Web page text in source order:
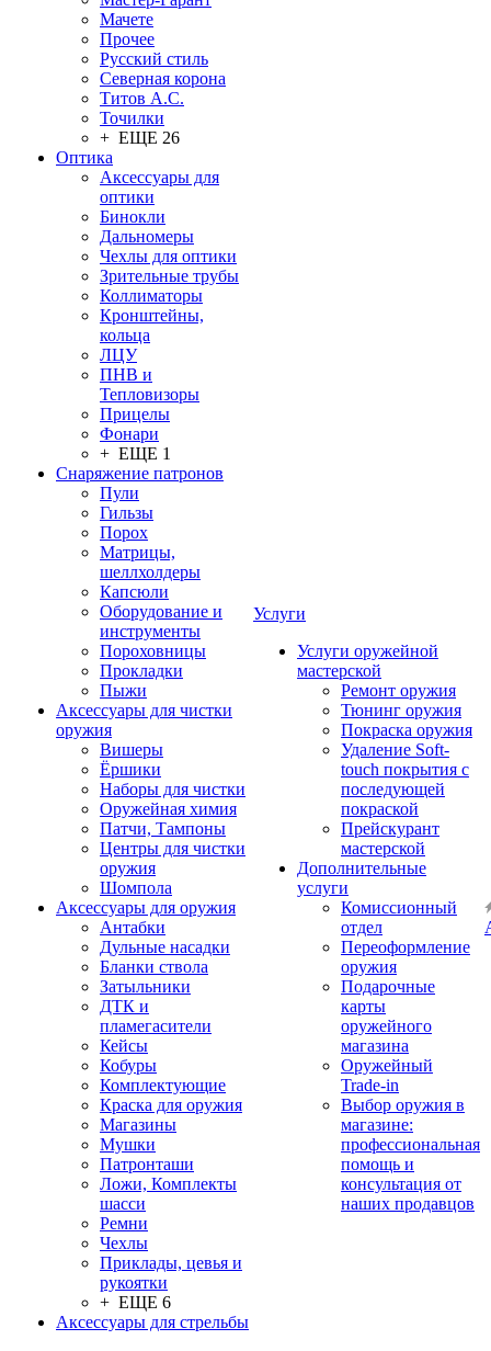
Мачете
Прочее
Русский стиль
Северная корона
Титов А.С.
Точилки
+ ЕЩЕ 26
Оптика
Аксессуары для
оптики
Бинокли
Дальномеры
Чехлы для оптики
Зрительные трубы
Коллиматоры
Кронштейны,
кольца
ЛЦУ
ПНВ и
Тепловизоры
Прицелы
Фонари
+ ЕЩЕ 1
Снаряжение патронов
Пули
Гильзы
Порох
Матрицы,
шеллхолдеры
Капсюли
Оборудование и
инструменты
Пороховницы
Прокладки
Пыжи
Аксессуары для чистки
оружия
Вишеры
Ёршики
Наборы для чистки
Оружейная химия
Патчи, Тампоны
Центры для чистки
оружия
Шомпола
Аксессуары для оружия
Антабки
Дульные насадки
Бланки ствола
Затыльники
ДТК и
пламегасители
Кейсы
Кобуры
Комплектующие
Краска для оружия
Магазины
Мушки
Патронташи
Ложи, Комплекты
шасси
Ремни
Чехлы
Приклады, цевья и
рукоятки
+ ЕЩЕ 6
Аксессуары для стрельбы
Услуги
Услуги оружейной
мастерской
Ремонт оружия
Тюнинг оружия
Покраска оружия
Удаление Soft-
touch покрытия с
последующей
покраской
Прейскурант
мастерской
Дополнительные
услуги
Комиссионный
отдел
Переоформление
оружия
Подарочные
карты
оружейного
магазина
Оружейный
Trade-in
Выбор оружия в
магазине:
профессиональная
помощь и
консультация от
наших продавцов